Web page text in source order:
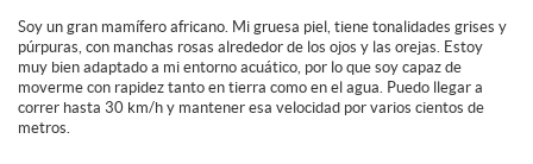
Soy un gran mamífero africano. Mi gruesa piel, tiene tonalidades grises y
púrpuras, con manchas rosas alrededor de los ojos y las orejas. Estoy
muy bien adaptado a mi entorno acuático, por lo que soy capaz de
moverme con rapidez tanto en tierra como en el agua. Puedo llegar a
correr hasta 30 km/h y mantener esa velocidad por varios cientos de
metros.